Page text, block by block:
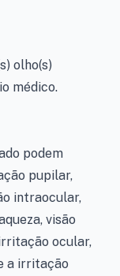
olho(s)
médico.
podem
pupilar,
intraocular,
visão
ocular,
a irritação